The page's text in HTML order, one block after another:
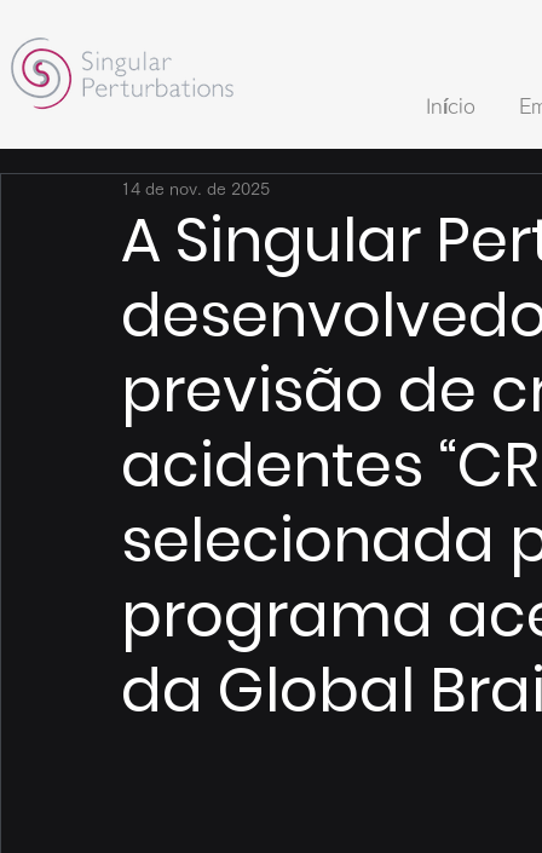
Início
A Singular
previsão de
acidentes
selecionada
programa
da Global
14 de nov. de 2025